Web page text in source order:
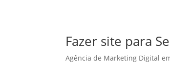
Fazer site para
Agência de Marketing Digital